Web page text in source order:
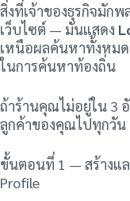
สิ่งที่เจ้าของธุรกิจมัก
เว็บไซต์ — มันแสดง
เหนือผลค้นหาทั้งหมด
ในการค้นหาท้องถิ่น
ถ้าร้านคุณไม่อยู่ใน 3
ลูกค้าของคุณไปทุกวัน
ขั้นตอนที่ 1 — สร้างแล
Profile